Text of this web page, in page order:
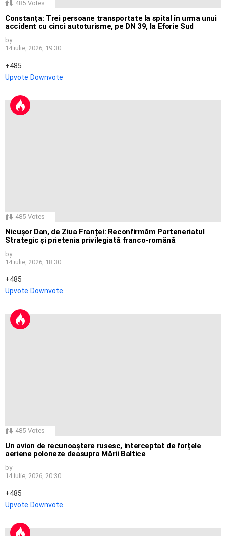
485 Votes
Constanța: Trei persoane transportate la spital în urma unui
accident cu cinci autoturisme, pe DN 39, la Eforie Sud
by
14 iulie, 2026, 19:30
485
Upvote Downvote
485 Votes
Nicușor Dan, de Ziua Franței: Reconfirmăm Parteneriatul
Strategic și prietenia privilegiată franco-română
by
14 iulie, 2026, 18:30
485
Upvote Downvote
485 Votes
Un avion de recunoaștere rusesc, interceptat de forțele
aeriene poloneze deasupra Mării Baltice
by
14 iulie, 2026, 20:30
485
Upvote Downvote